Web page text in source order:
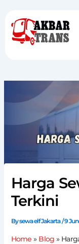
content
Harga
Terkini
Bysewa elf Jakarta/9
Home Blog